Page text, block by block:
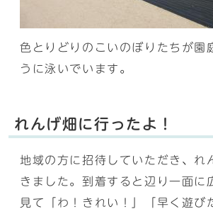
色とりどりのこいのぼりたちが園
うに泳いでいます。
れんげ畑に行ったよ！
地域の方に招待していただき、れ
きました。到着すると辺り一面に
見て「わ！きれい！」「早く遊び